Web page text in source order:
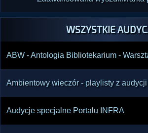
WSZYSTKIE
ABW - Antologia Bibliotekarium -
Ambientowy wieczór - playlisty z audycji
Audycje specjalne Portalu INFRA